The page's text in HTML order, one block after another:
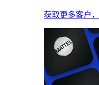
获取更多客户